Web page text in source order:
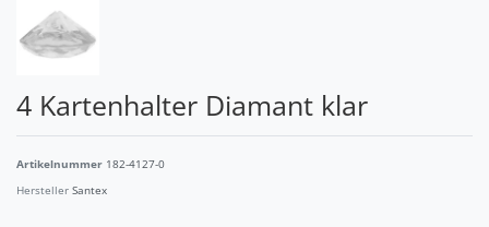
4 Kartenhalter Diamant klar
Artikelnummer 182-4127-0
Hersteller Santex